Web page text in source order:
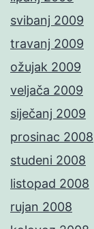
svibanj 2009
travanj 2009
ožujak 2009
veljača 2009
siječanj 2009
prosinac 2008
studeni 2008
listopad 2008
rujan 2008